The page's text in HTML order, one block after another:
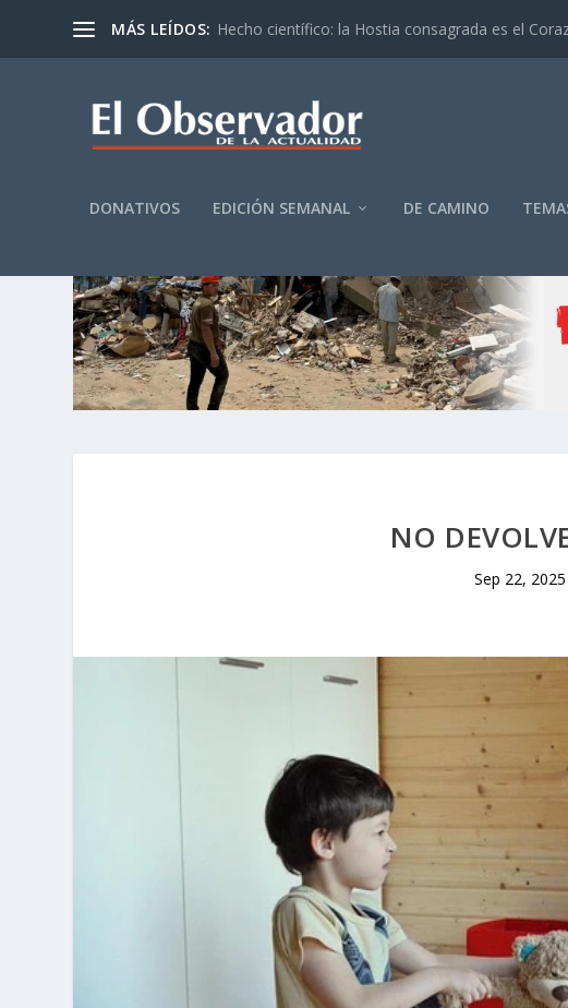
MÁS LEÍDOS: Hecho científico: la Hostia consagrada es el
DONATIVOS EDICIÓN SEMANAL DE CAMINO
NO
Sep 22, 2025